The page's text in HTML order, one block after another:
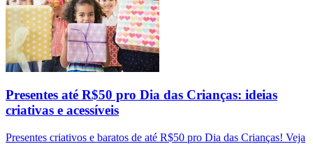
Presentes até R$50 pro Dia das Crianças: ideias
criativas e acessíveis
Presentes criativos e baratos de até R$50 pro Dia das Crianças! Veja